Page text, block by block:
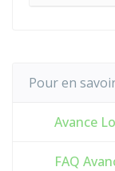
Pour en
Avance
FAQ